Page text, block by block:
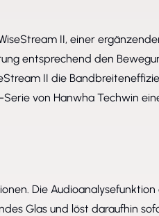
II, einer
entsprechend den
II die
Serie von Hanwha Techwin
Die
Glas und löst daraufhin